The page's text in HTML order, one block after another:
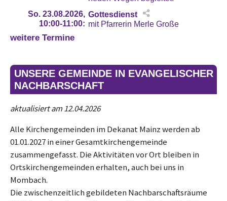
weitere Termine
UNSERE GEMEINDE IN EVANGELISCHER
NACHBARSCHAFT
aktualisiert am 12.04.2026
Alle Kirchengemeinden im Dekanat Mainz werden ab
01.01.2027 in einer Gesamtkirchengemeinde
zusammengefasst. Die Aktivitäten vor Ort bleiben in
Ortskirchengemeinden erhalten, auch bei uns in
Mombach.
Die zwischenzeitlich gebildeten Nachbarschaftsräume